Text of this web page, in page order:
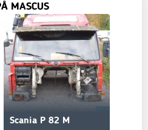
MASCUS
Scania P 82 M